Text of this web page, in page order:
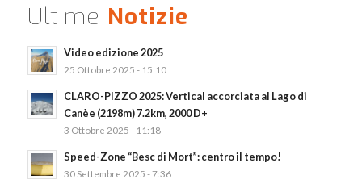
Ultime Notizie
Video edizione 2025
25 Ottobre 2025 - 15:10
CLARO-PIZZO 2025: Vertical accorciata al Lago di
Canèe (2198m) 7.2km, 2000 D+
3 Ottobre 2025 - 11:18
Speed-Zone “Besc di Mort”: centro il tempo!
30 Settembre 2025 - 7:36